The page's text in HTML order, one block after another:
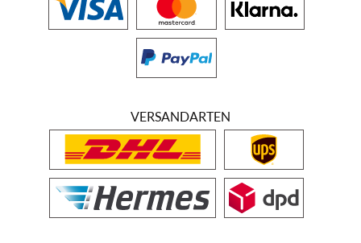
VERSANDARTEN